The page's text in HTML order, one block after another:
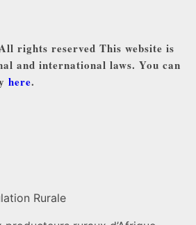
rights reserved This website is
and international laws. You can
here.
Rurale